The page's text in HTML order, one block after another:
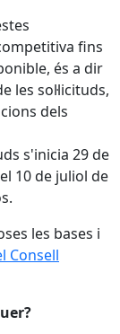
fins
és a dir
les sol·licituds,
dels
s'inicia 29 de
10 de juliol de
les bases i
Consell